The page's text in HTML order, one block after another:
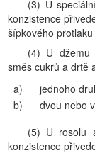
(3) U
konzistence
šípkového
(4) U džemu
směs cukrů a drtě
a)
jednoho
b)
dvou nebo
(5) U rosolu
konzistence